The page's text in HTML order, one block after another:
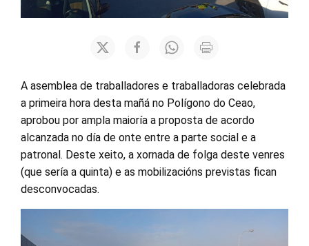
A asemblea de traballadores e traballadoras celebrada
a primeira hora desta mañá no Polígono do Ceao,
aprobou por ampla maioría a proposta de acordo
alcanzada no día de onte entre a parte social e a
patronal. Deste xeito, a xornada de folga deste venres
(que sería a quinta) e as mobilizacións previstas fican
desconvocadas.